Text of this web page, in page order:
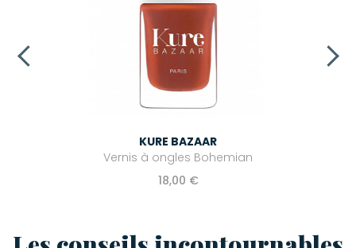
KURE BAZAAR
Vernis à ongles Bohemian
18,00 €